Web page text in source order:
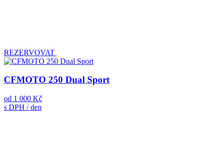
REZERVOVAT
CFMOTO 250 Dual Sport
od 1 000 Kč
s DPH / den